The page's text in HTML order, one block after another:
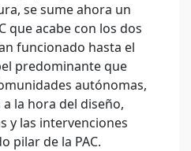
se sume ahora un
que acabe con los dos
funcionado hasta el
predominante que
autónomas,
la hora del diseño,
y las intervenciones
pilar de la PAC.